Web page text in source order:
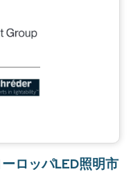
ロッパLED照明市